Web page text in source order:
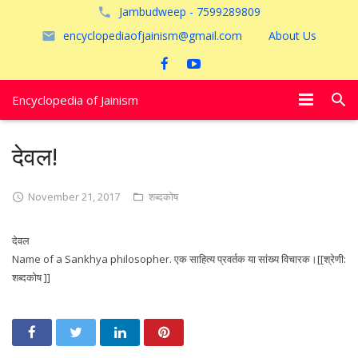
Jambudweep - 7599289809
encyclopediaofjainism@gmail.com
About Us
Encyclopedia of Jainism
अयोध्या
देवल!
November 21, 2017 शब्दकोष
देवल
Name of a Sankhya philosopher. एक साहित्य प्रवर्तक या सांख्य विचारक।[[श्रेणी:
शब्दकोष ]]